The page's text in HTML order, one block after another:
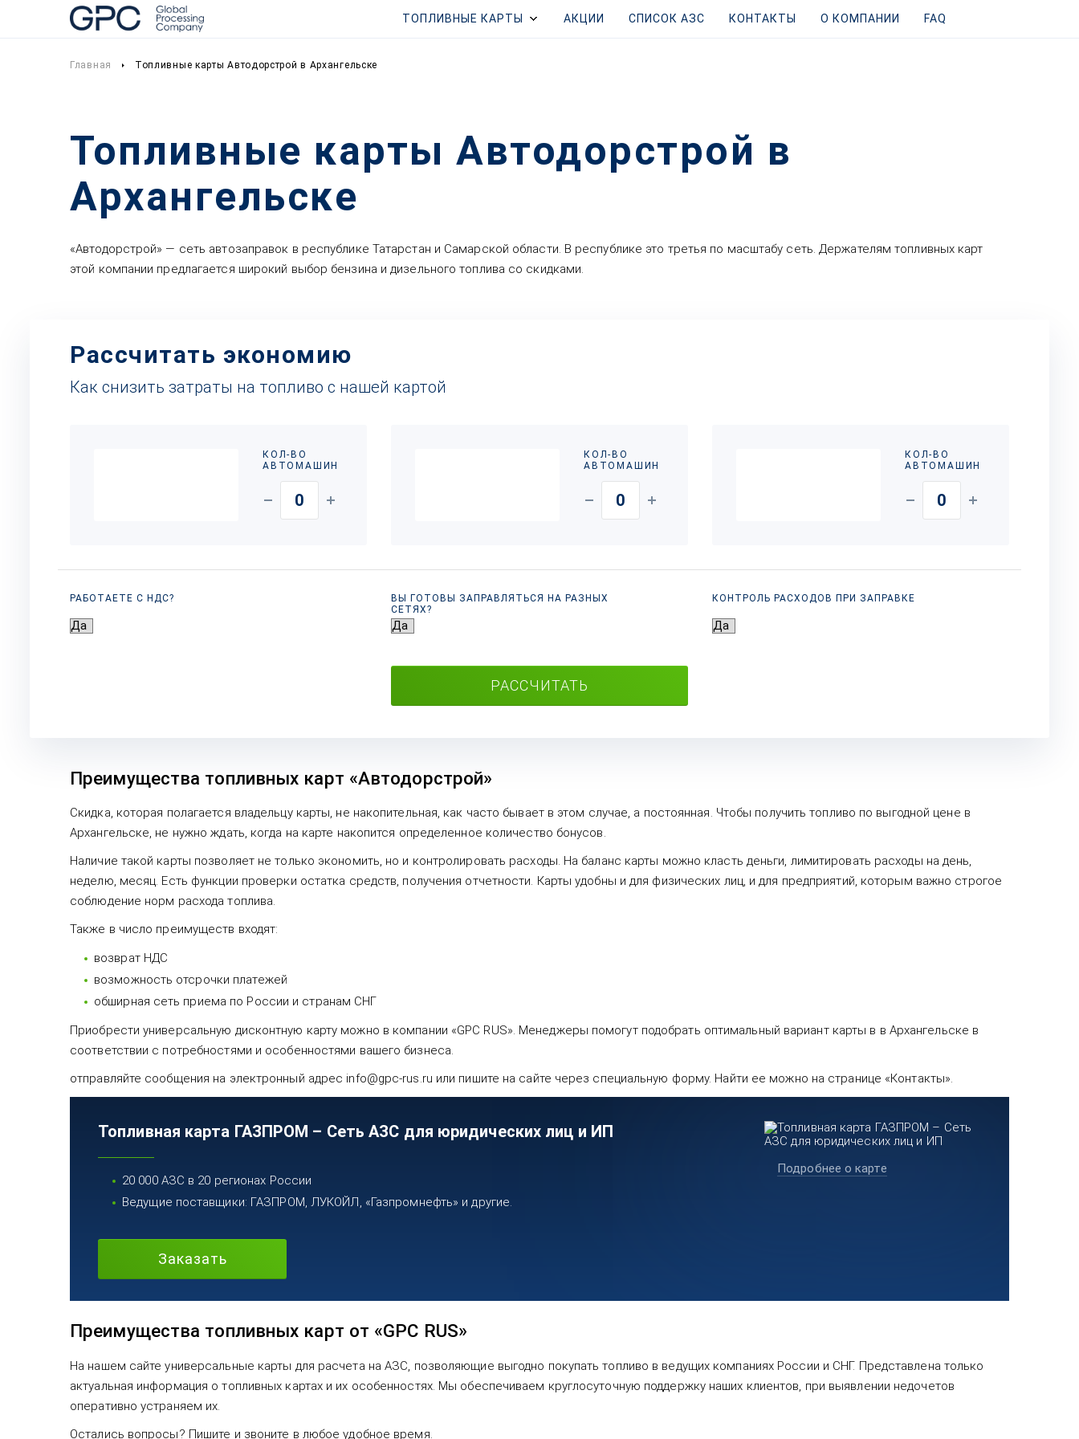
ТОПЛИВНЫЕ КАРТЫ АКЦИИ СПИСОК АЗС КОНТАКТЫ О КОМПАНИИ FAQ
Главная Топливные карты Автодорстрой в Архангельске
Топливные карты Автодорстрой в
Архангельске
«Автодорстрой» — сеть автозаправок в республике Татарстан и Самарской области. В республике это третья по масштабу сеть. Держателям топливных карт
этой компании предлагается широкий выбор бензина и дизельного топлива со скидками.
Рассчитать экономию
Как снизить затраты на топливо с нашей картой
КОЛ-ВО
АВТОМАШИН
КОЛ-ВО
АВТОМАШИН
КОЛ-ВО
АВТОМАШИН
РАБОТАЕТЕ С НДС?
ВЫ ГОТОВЫ ЗАПРАВЛЯТЬСЯ НА РАЗНЫХ
СЕТЯХ?
КОНТРОЛЬ РАСХОДОВ ПРИ ЗАПРАВКЕ
РАССЧИТАТЬ
Преимущества топливных карт «Автодорстрой»
Скидка, которая полагается владельцу карты, не накопительная, как часто бывает в этом случае, а постоянная. Чтобы получить топливо по выгодной цене в
Архангельске, не нужно ждать, когда на карте накопится определенное количество бонусов.
Наличие такой карты позволяет не только экономить, но и контролировать расходы. На баланс карты можно класть деньги, лимитировать расходы на день,
неделю, месяц. Есть функции проверки остатка средств, получения отчетности. Карты удобны и для физических лиц, и для предприятий, которым важно строгое
соблюдение норм расхода топлива.
Также в число преимуществ входят:
возврат НДС
возможность отсрочки платежей
обширная сеть приема по России и странам СНГ
Приобрести универсальную дисконтную карту можно в компании «GPC RUS». Менеджеры помогут подобрать оптимальный вариант карты в в Архангельске в
соответствии с потребностями и особенностями вашего бизнеса.
отправляйте сообщения на электронный адрес info@gpc-rus.ru или пишите на сайте через специальную форму. Найти ее можно на странице «Контакты».
Топливная карта ГАЗПРОМ – Сеть АЗС для юридических лиц и ИП
20 000 АЗС в 20 регионах России
Ведущие поставщики: ГАЗПРОМ, ЛУКОЙЛ, «Газпромнефть» и другие.
Заказать
Подробнее о карте
Преимущества топливных карт от «GPC RUS»
На нашем сайте универсальные карты для расчета на АЗС, позволяющие выгодно покупать топливо в ведущих компаниях России и СНГ. Представлена только
актуальная информация о топливных картах и их особенностях. Мы обеспечиваем круглосуточную поддержку наших клиентов, при выявлении недочетов
оперативно устраняем их.
Остались вопросы? Пишите и звоните в любое удобное время.